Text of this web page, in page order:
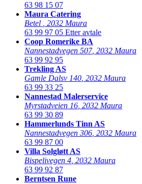
63 98 15 07
Maura Catering
Betel
2032 Maura
63 99 97 05 Etter avtale
Coop Romerike BA
Nannestadvegen 507, 2032 Maura
63 99 92 95
Trekling AS
Gamle Dalsv 140 2032 Maura
63 99 33 25
Nannestad Malerservice
Myrstadveien 16 2032 Maura
63 99 30 89
Hammerlunds Tinn AS
Nannestadvegen 306 2032 Maura
63 99 87 00
Villa Solgløtt AS
Bispelivegen 4 2032 Maura
63 99 92 87
Berntsen Rune